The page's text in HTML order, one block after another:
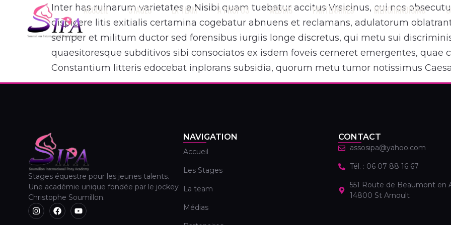
ACCUEIL STAGES LA TEAM A PROPOS MÉDIAS PARTENAIRES MERCHANDISING
Inter has ruinarum varietates a Nisibi quam tuebatur accitus Vrsicinus, cui nos
dispicere litis exitialis certamina cogebatur abnuens et reclamans, adulatorum
semper et militum ductor sed forensibus iurgiis longe discretus, qui metu sui
quaesitoresque subditivos sibi consociatos ex isdem foveis cerneret emergentes,
Constantium litteris edocebat inplorans subsidia, quorum metu tumor notissimus
Stages équestre pour les jeunes talents.
Une académie unique fondée par le jockey
Christophe Soumillon.
NAVIGATION
Accueil
Les Stages
La team
Médias
CONTACT
assosipa@yahoo.com
Tél. : 06 07 88 16 67
551 Route de Beaumont en
14800 St Arnoult